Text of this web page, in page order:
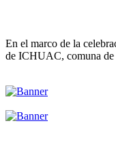
En el marco de la
de ICHUAC, comuna de